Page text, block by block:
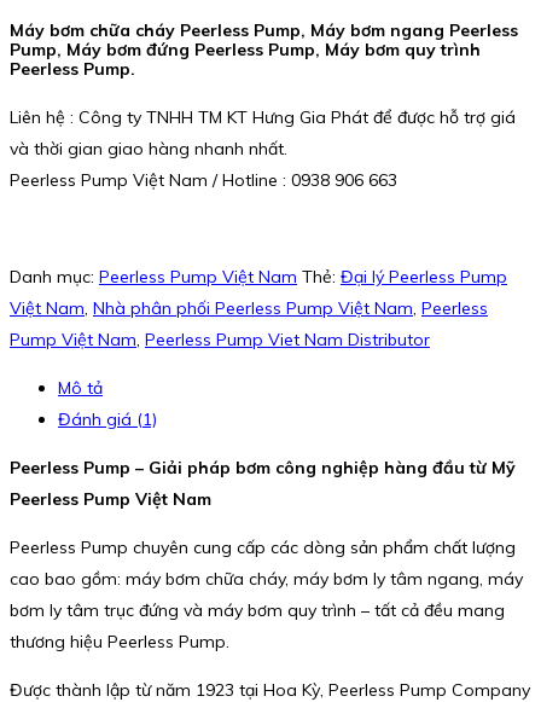
Máy bơm chữa cháy Peerless Pump, Máy bơm ngang Peerless
Pump, Máy bơm đứng Peerless Pump, Máy bơm quy trình
Peerless Pump.
Liên hệ : Công ty TNHH TM KT Hưng Gia Phát để được hỗ trợ giá
và thời gian giao hàng nhanh nhất.
Peerless Pump Việt Nam / Hotline : 0938 906 663
Danh mục: Peerless Pump Việt Nam Thẻ: Đại lý Peerless Pump
Việt Nam, Nhà phân phối Peerless Pump Việt Nam, Peerless
Pump Việt Nam, Peerless Pump Viet Nam Distributor
Mô tả
Đánh giá (1)
Peerless Pump – Giải pháp bơm công nghiệp hàng đầu từ Mỹ
Peerless Pump Việt Nam
Peerless Pump chuyên cung cấp các dòng sản phẩm chất lượng
cao bao gồm: máy bơm chữa cháy, máy bơm ly tâm ngang, máy
bơm ly tâm trục đứng và máy bơm quy trình – tất cả đều mang
thương hiệu Peerless Pump.
Được thành lập từ năm 1923 tại Hoa Kỳ, Peerless Pump Company